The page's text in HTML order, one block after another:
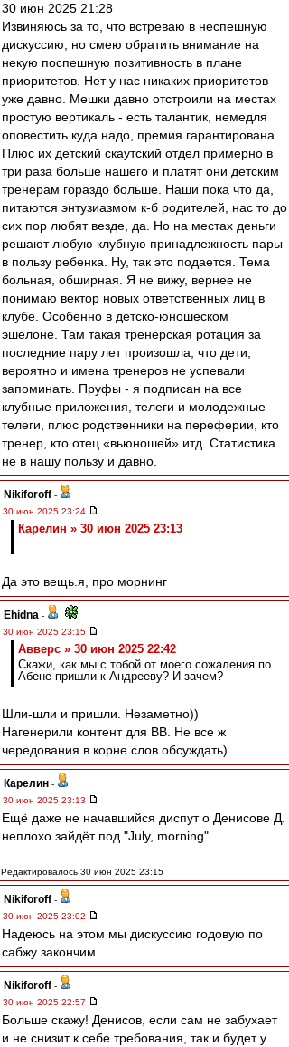
30 июн 2025 21:28
Извиняюсь за то, что встреваю в неспешную
дискуссию, но смею обратить внимание на
некую поспешную позитивность в плане
приоритетов. Нет у нас никаких приоритетов
уже давно. Мешки давно отстроили на местах
простую вертикаль - есть талантик, немедля
оповестить куда надо, премия гарантирована.
Плюс их детский скаутский отдел примерно в
три раза больше нашего и платят они детским
тренерам гораздо больше. Наши пока что да,
питаются энтузиазмом к-б родителей, нас то до
сих пор любят везде, да. Но на местах деньги
решают любую клубную принадлежность пары
в пользу ребенка. Ну, так это подается. Тема
больная, обширная. Я не вижу, вернее не
понимаю вектор новых ответственных лиц в
клубе. Особенно в детско-юношеском
эшелоне. Там такая тренерская ротация за
последние пару лет произошла, что дети,
вероятно и имена тренеров не успевали
запоминать. Пруфы - я подписан на все
клубные приложения, телеги и молодежные
телеги, плюс родственники на переферии, кто
тренер, кто отец «вьюношей» итд. Статистика
не в нашу пользу и давно.
Nikiforoff -
30 июн 2025 23:24
Карелин » 30 июн 2025 23:13
Да это вещь.я, про морнинг
Ehidna -
30 июн 2025 23:15
Авверс » 30 июн 2025 22:42
Скажи, как мы с тобой от моего сожаления по
Абене пришли к Андрееву? И зачем?
Шли-шли и пришли. Незаметно))
Нагенерили контент для ВВ. Не все ж
чередования в корне слов обсуждать)
Карелин -
30 июн 2025 23:13
Ещё даже не начавшийся диспут о Денисове Д.
неплохо зайдёт под "July, morning".
Редактировалось 30 июн 2025 23:15
Nikiforoff -
30 июн 2025 23:02
Надеюсь на этом мы дискуссию годовую по
сабжу закончим.
Nikiforoff -
30 июн 2025 22:57
Больше скажу! Денисов, если сам не забухает
и не снизит к себе требования, так и будет у